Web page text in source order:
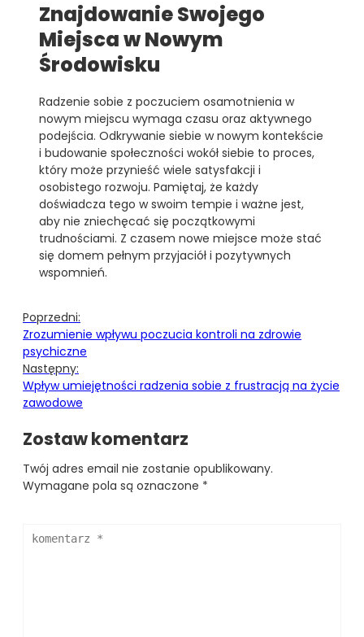
Znajdowanie Swojego
Miejsca w Nowym
Środowisku
Radzenie sobie z poczuciem osamotnienia w
nowym miejscu wymaga czasu oraz aktywnego
podejścia. Odkrywanie siebie w nowym kontekście
i budowanie społeczności wokół siebie to proces,
który może przynieść wiele satysfakcji i
osobistego rozwoju. Pamiętaj, że każdy
doświadcza tego w swoim tempie i ważne jest,
aby nie zniechęcać się początkowymi
trudnościami. Z czasem nowe miejsce może stać
się domem pełnym przyjaciół i pozytywnych
wspomnień.
Poprzedni:
Zrozumienie wpływu poczucia kontroli na zdrowie
psychiczne
Następny:
Wpływ umiejętności radzenia sobie z frustracją na życie
zawodowe
Zostaw komentarz
Twój adres email nie zostanie opublikowany.
Wymagane pola są oznaczone *